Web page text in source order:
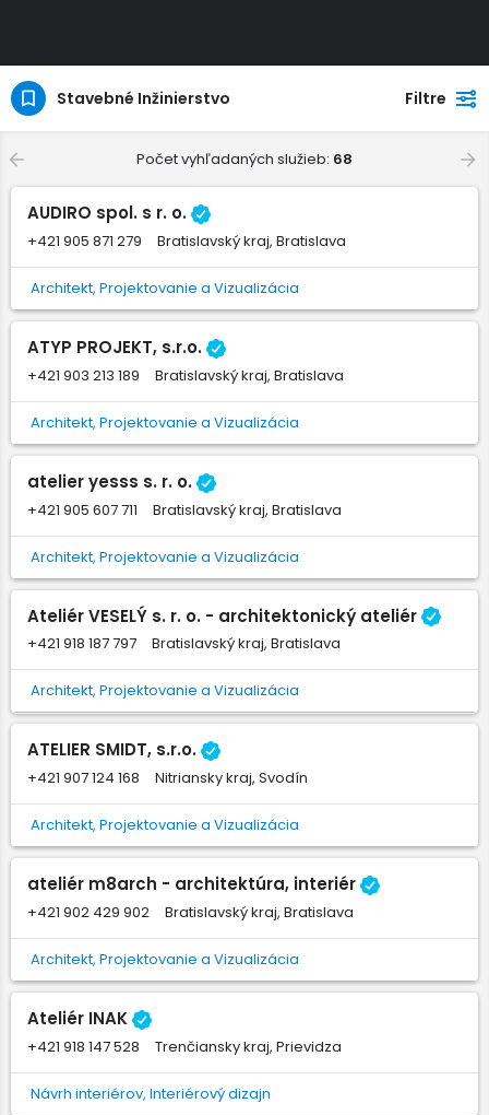
Stavebné Inžinierstvo Filtre
Počet vyhľadaných služieb: 68
AUDIRO spol. s r. o.
+421 905 871 279 Bratislavský kraj, Bratislava
Architekt, Projektovanie a Vizualizácia
ATYP PROJEKT, s.r.o.
+421 903 213 189 Bratislavský kraj, Bratislava
Architekt, Projektovanie a Vizualizácia
atelier yesss s. r. o.
+421 905 607 711 Bratislavský kraj, Bratislava
Architekt, Projektovanie a Vizualizácia
Ateliér VESELÝ s. r. o. - architektonický ateliér
+421 918 187 797 Bratislavský kraj, Bratislava
Architekt, Projektovanie a Vizualizácia
ATELIER SMIDT, s.r.o.
+421 907 124 168 Nitriansky kraj, Svodín
Architekt, Projektovanie a Vizualizácia
ateliér m8arch - architektúra, interiér
+421 902 429 902 Bratislavský kraj, Bratislava
Architekt, Projektovanie a Vizualizácia
Ateliér INAK
+421 918 147 528 Trenčiansky kraj, Prievidza
Návrh interiérov, Interiérový dizajn